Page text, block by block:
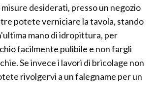
desiderati, presso un negozio
potete verniciare la tavola, stando
mano di idropittura, per
facilmente pulibile e non fargli
Se invece i lavori di bricolage non
rivolgervi a un falegname per un